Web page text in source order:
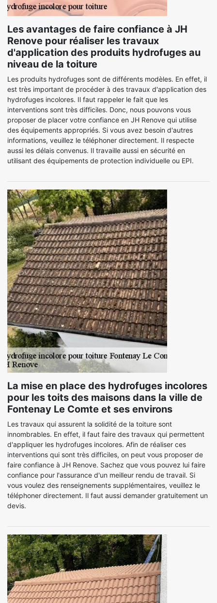
Les avantages de faire confiance à JH
Renove pour réaliser les travaux
d'application des produits hydrofuges au
niveau de la toiture
Les produits hydrofuges sont de différents modèles. En effet, il
est très important de procéder à des travaux d'application des
hydrofuges incolores. Il faut rappeler le fait que les
interventions sont très difficiles. Donc, nous pouvons vous
proposer de placer votre confiance en JH Renove qui utilise
des équipements appropriés. Si vous avez besoin d'autres
informations, veuillez le téléphoner directement. Il respecte
aussi les délais convenus. Il travaille aussi en sécurité en
utilisant des équipements de protection individuelle ou EPI.
La mise en place des hydrofuges incolores
pour les toits des maisons dans la ville de
Fontenay Le Comte et ses environs
Les travaux qui assurent la solidité de la toiture sont
innombrables. En effet, il faut faire des travaux qui permettent
d'appliquer les hydrofuges incolores. Afin de réaliser ces
interventions qui sont très difficiles, on peut vous proposer de
faire confiance à JH Renove. Sachez que vous pouvez lui faire
confiance pour l'assurance d'un meilleur rendu de travail. Si
vous voulez des renseignements supplémentaires, veuillez le
téléphoner directement. Il faut aussi demander gratuitement un
devis.